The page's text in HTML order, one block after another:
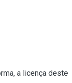
a licença deste